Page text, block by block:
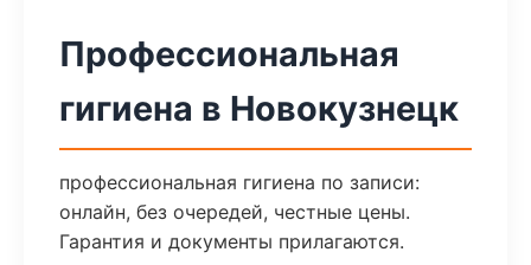
Профессиональная
гигиена в Новокузнецк
профессиональная гигиена по записи:
онлайн, без очередей, честные цены.
Гарантия и документы прилагаются.